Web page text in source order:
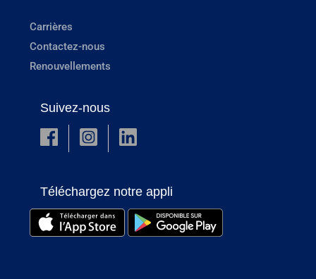
Carrières
Contactez-nous
Renouvellements
Suivez-nous
Téléchargez notre appli